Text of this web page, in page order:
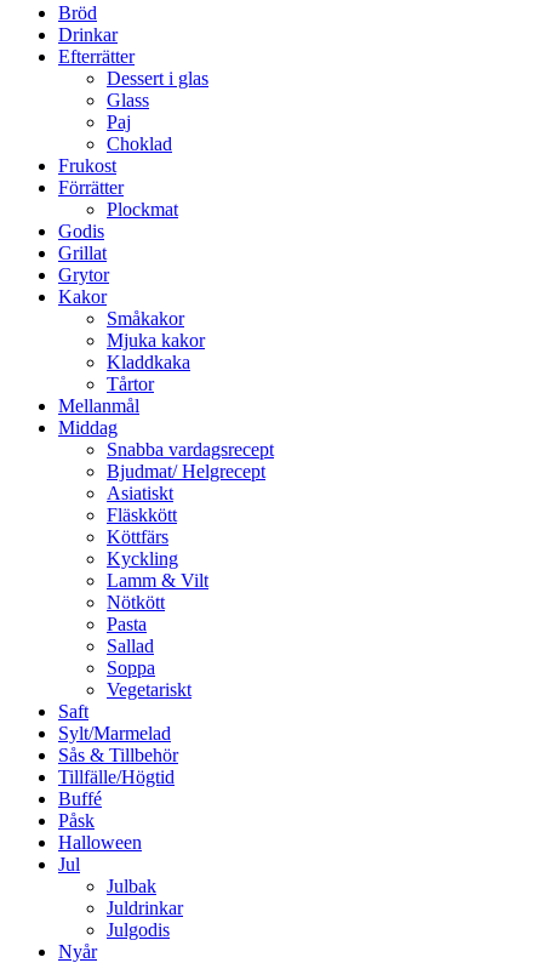
Bröd
Drinkar
Efterrätter
Dessert i glas
Glass
Paj
Choklad
Frukost
Förrätter
Plockmat
Godis
Grillat
Grytor
Kakor
Småkakor
Mjuka kakor
Kladdkaka
Tårtor
Mellanmål
Middag
Snabba vardagsrecept
Bjudmat/ Helgrecept
Asiatiskt
Fläskkött
Köttfärs
Kyckling
Lamm & Vilt
Nötkött
Pasta
Sallad
Soppa
Vegetariskt
Saft
Sylt/Marmelad
Sås & Tillbehör
Tillfälle/Högtid
Buffé
Påsk
Halloween
Jul
Julbak
Juldrinkar
Julgodis
Nyår